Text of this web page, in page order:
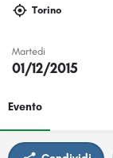
Torino
Martedi
01/12/2015
Evento